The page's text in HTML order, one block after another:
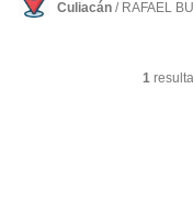
Culiacán / RAFAEL
1